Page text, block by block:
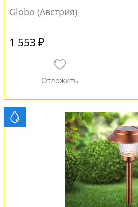
Globo (Австрия)
1 553 ₽